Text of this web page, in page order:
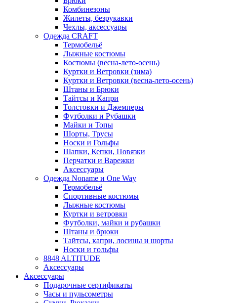
Комбинезоны
Жилеты, безрукавки
Чехлы, аксессуары
Одежда CRAFT
Термобельё
Лыжные костюмы
Костюмы (весна-лето-осень)
Куртки и Ветровки (зима)
Куртки и Ветровки (весна-лето-осень)
Штаны и Брюки
Тайтсы и Капри
Толстовки и Джемперы
Футболки и Рубашки
Майки и Топы
Шорты, Трусы
Носки и Гольфы
Шапки, Кепки, Повязки
Перчатки и Варежки
Аксессуары
Одежда Noname и One Way
Термобельё
Спортивные костюмы
Лыжные костюмы
Куртки и ветровки
Футболки, майки и рубашки
Штаны и брюки
Тайтсы, капри, лосины и шорты
Носки и гольфы
8848 ALTITUDE
Аксессуары
Аксессуары
Подарочные сертификаты
Часы и пульсометры